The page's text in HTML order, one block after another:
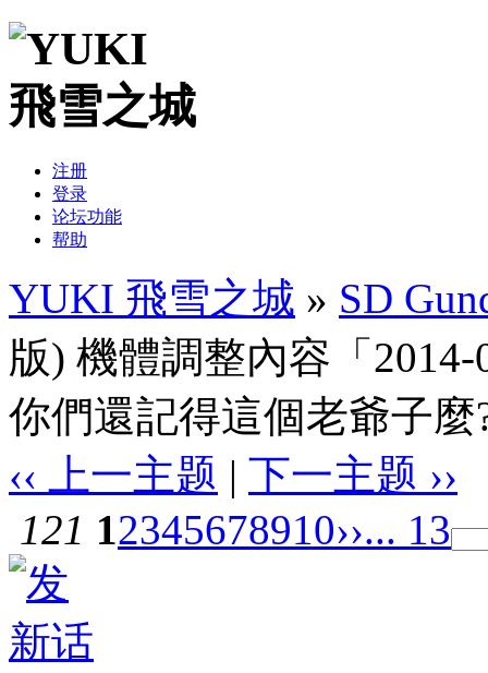
注册
登录
论坛功能
帮助
YUKI 飛雪之城 » SD
版) 機體調整內容「
你們還記得這個老爺子麼
‹‹ 上一主题 | 下一主题 ››
121 12345678910››... 13